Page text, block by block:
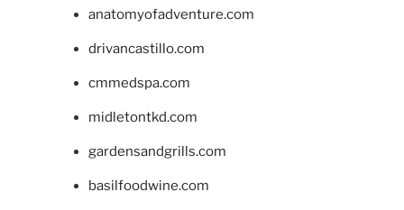
anatomyofadventure.com
drivancastillo.com
cmmedspa.com
midletontkd.com
gardensandgrills.com
basilfoodwine.com